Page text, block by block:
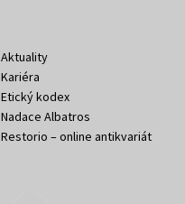
Aktuality
Kariéra
Etický kodex
Nadace Albatros
Restorio – online antikvariát